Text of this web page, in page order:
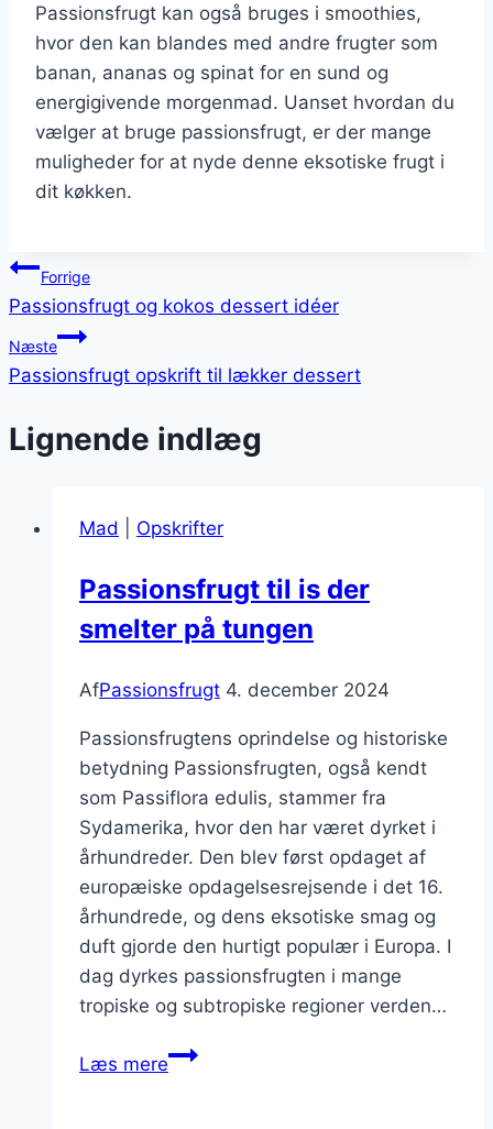
Passionsfrugt kan også bruges i smoothies,
hvor den kan blandes med andre frugter som
banan, ananas og spinat for en sund og
energigivende morgenmad. Uanset hvordan du
vælger at bruge passionsfrugt, er der mange
muligheder for at nyde denne eksotiske frugt i
dit køkken.
Indlægsnavigation
Forrige
Passionsfrugt og kokos dessert idéer
Næste
Passionsfrugt opskrift til lækker dessert
Lignende indlæg
Mad Opskrifter
Passionsfrugt til is der
smelter på tungen
AfPassionsfrugt 4. december 2024
Passionsfrugtens oprindelse og historiske
betydning Passionsfrugten, også kendt
som Passiflora edulis, stammer fra
Sydamerika, hvor den har været dyrket i
århundreder. Den blev først opdaget af
europæiske opdagelsesrejsende i det 16.
århundrede, og dens eksotiske smag og
duft gjorde den hurtigt populær i Europa. I
dag dyrkes passionsfrugten i mange
tropiske og subtropiske regioner verden…
Læs merePassionsfrugt